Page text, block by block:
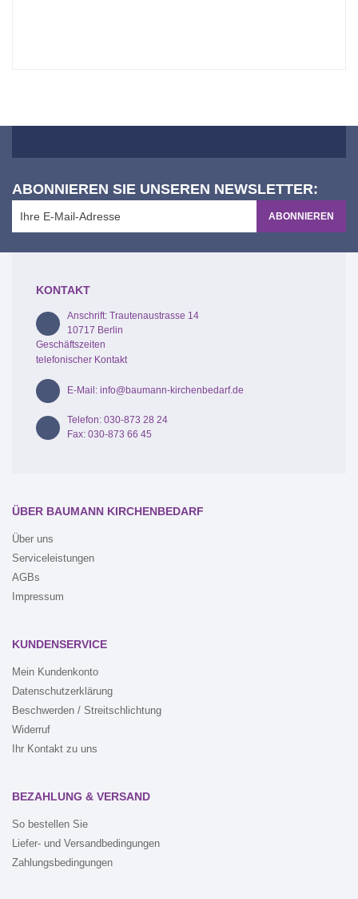
ABONNIEREN SIE UNSEREN NEWSLETTER:
ABONNIEREN
KONTAKT
Anschrift: Trautenaustrasse 14
10717 Berlin
Geschäftszeiten
telefonischer Kontakt
E-Mail: info@baumann-kirchenbedarf.de
Telefon: 030-873 28 24
Fax: 030-873 66 45
ÜBER BAUMANN KIRCHENBEDARF
Über uns
Serviceleistungen
AGBs
Impressum
KUNDENSERVICE
Mein Kundenkonto
Datenschutzerklärung
Beschwerden / Streitschlichtung
Widerruf
Ihr Kontakt zu uns
BEZAHLUNG & VERSAND
So bestellen Sie
Liefer- und Versandbedingungen
Zahlungsbedingungen